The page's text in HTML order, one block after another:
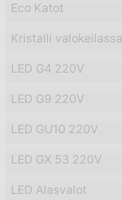
Eco Katot
Kristalli valokeilassa
LED G4 220V
LED G9 220V
LED GU10 220V
LED GX 53 220V
LED Alasvalot